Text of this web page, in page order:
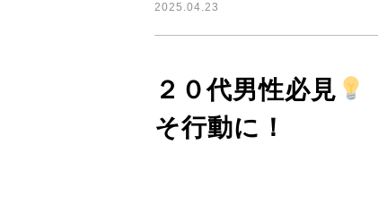
2025.04.23
２０代男性必見
そ行動に！